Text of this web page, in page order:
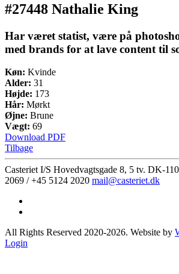
#27448 Nathalie King
Har været statist, være på
med brands for at lave content til
Køn: Kvinde
Alder: 31
Højde: 173
Hår: Mørkt
Øjne: Brune
Vægt: 69
Download PDF
Tilbage
Casteriet I/S Hovedvagtsgade 8, 5 tv. DK-
2069 / +45 5124 2020 mail@casteriet.dk
All Rights Reserved 2020-2026. Website by
Login